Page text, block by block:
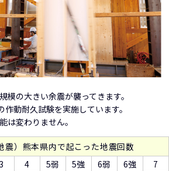
模の大きい余震が襲ってきます。
動耐久試験を実施しています。
は変わりません。
震）熊本県内で起こった地震回数
4 5弱 5強 6弱 6強
7